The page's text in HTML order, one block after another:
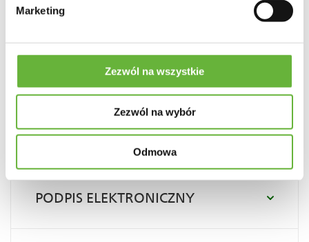
Marketing
Zezwól na wszystkie
Zezwól na wybór
Odmowa
INSTRUMENTY PŁATNICZE
TERMINALE PŁATNICZE
BANKOWOŚĆ ELEKTRONICZNA
PODPIS ELEKTRONICZNY